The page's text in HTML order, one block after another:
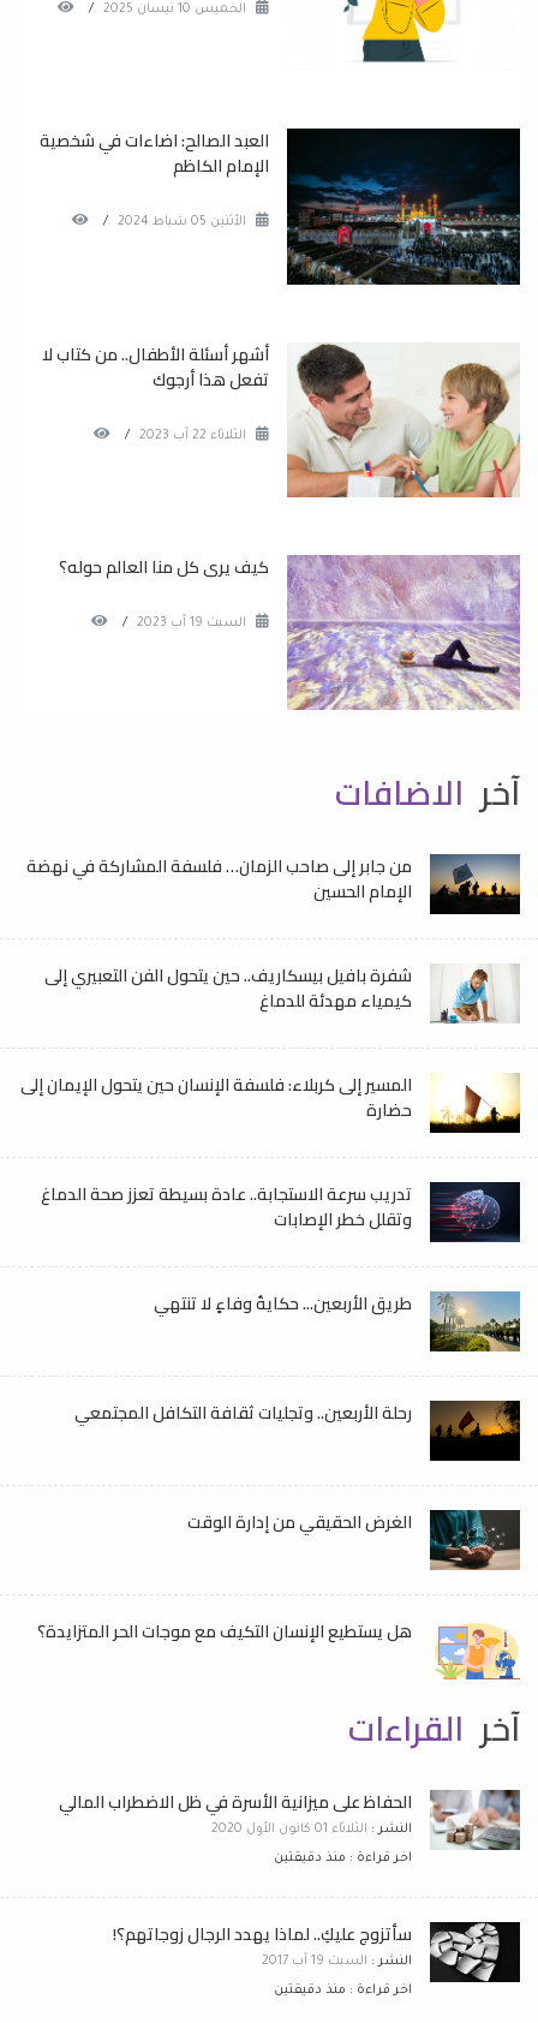
الخميس 10 نيسان 2025 /
العبد الصالح: اضاءات في شخصية
الإمام الكاظم
الأثنين 05 شباط 2024 /
أشهر أسئلة الأطفال.. من كتاب لا
تفعل هذا أرجوك
الثلاثاء 22 آب 2023 /
كيف يرى كل منا العالم حوله؟
السبت 19 آب 2023 /
آخر الاضافات
من جابر إلى صاحب الزمان… فلسفة المشاركة في نهضة
الإمام الحسين
شفرة بافيل بيسكاريف.. حين يتحول الفن التعبيري إلى
كيمياء مهدئة للدماغ
المسير إلى كربلاء: فلسفة الإنسان حين يتحول الإيمان إلى
حضارة
تدريب سرعة الاستجابة.. عادة بسيطة تعزز صحة الدماغ
وتقلل خطر الإصابات
طريق الأربعين... حكايةُ وفاءٍ لا تنتهي
رحلة الأربعين.. وتجليات ثقافة التكافل المجتمعي
الغرض الحقيقي من إدارة الوقت
هل يستطيع الإنسان التكيف مع موجات الحر المتزايدة؟
آخر القراءات
الحفاظ على ميزانية الأسرة في ظل الاضطراب المالي
النشر : الثلاثاء 01 كانون الأول 2020
اخر قراءة : منذ دقيقتين
سأتزوج عليكِ.. لماذا يهدد الرجال زوجاتهم؟!
النشر : السبت 19 آب 2017
اخر قراءة : منذ دقيقتين